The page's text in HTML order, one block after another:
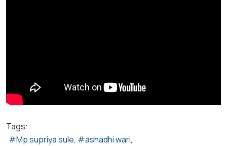
Tags:
Mp supriya sule
ashadhi wari